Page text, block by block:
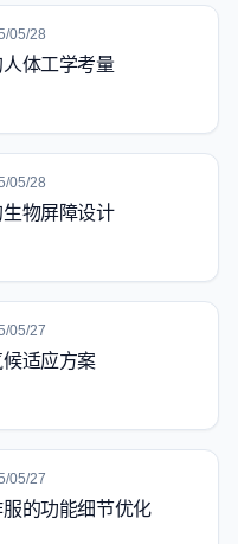
05/28
体工学考量
05/28
物屏障设计
05/27
适应方案
05/27
的功能细节优化